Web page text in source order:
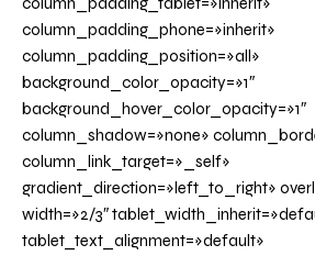
column_padding_phone=»inherit»
column_padding_position=»all»
background_color_opacity=»1″
background_hover_color_opacity=»1″
column_shadow=»none»
column_link_target=»_self»
gradient_direction=»left_to_right»
width=»2/3″
tablet_text_alignment=»default»